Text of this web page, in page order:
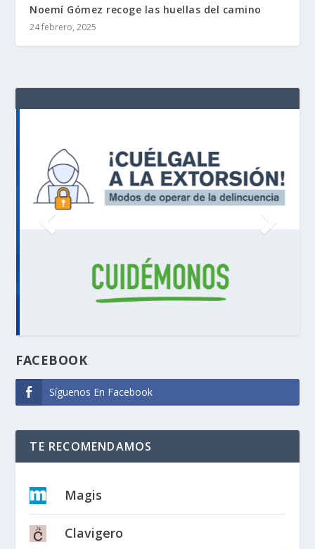
Noemí Gómez recoge las huellas del camino
24 febrero, 2025
FACEBOOK
Síguenos En Facebook
TE RECOMENDAMOS
Magis
Clavigero